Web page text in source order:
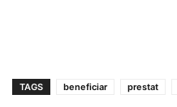
TAGS beneficiar prestat